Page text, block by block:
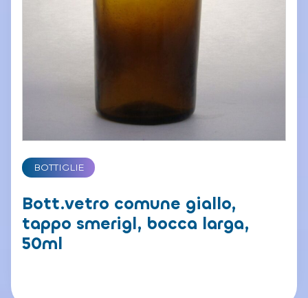
BOTTIGLIE
Bott.vetro comune giallo,
tappo smerigl, bocca larga,
50ml